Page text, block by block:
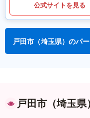
公式サイトを見る
戸田市（埼玉県）のパ
戸田市（埼玉